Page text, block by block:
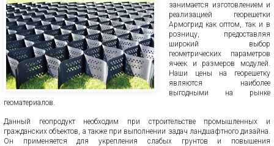
занимается изготовлением и
реализацией георешетки
Армогрид как оптом, так и в
розницу, предоставляя
широкий выбор
геометрических параметров
ячеек и размеров модулей.
Наши цены на георешетку
являются наиболее
выгодными на рынке
геоматериалов.
Данный геопродукт необходим при строительстве промышленных и
гражданских объектов, а также при выполнении задач ландшафтного дизайна.
Он применяется для укрепления слабых грунтов и повышения